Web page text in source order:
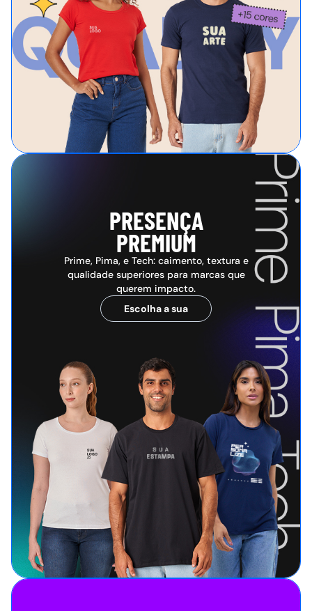
PRESENÇA
PREMIUM
Prime, Pima, e Tech: caimento, textura e
qualidade superiores para marcas que
querem impacto.
Escolha a sua